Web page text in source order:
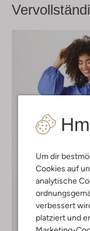
Um dir
Cookies auf
analytische
verbessert
platziert und